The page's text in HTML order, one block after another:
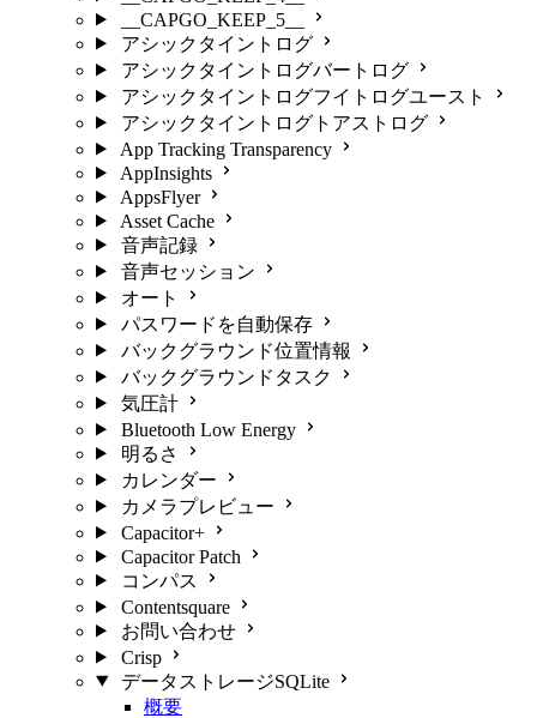
__CAPGO_KEEP_5__
アシックタイントログ
アシックタイントログバートログ
アシックタイントログフイトログユースト
アシックタイントログトアストログ
App Tracking Transparency
AppInsights
AppsFlyer
Asset Cache
音声記録
音声セッション
オート
パスワードを自動保存
バックグラウンド位置情報
バックグラウンドタスク
気圧計
Bluetooth Low Energy
明るさ
カレンダー
カメラプレビュー
Capacitor+
Capacitor Patch
コンパス
Contentsquare
お問い合わせ
Crisp
データストレージSQLite
概要